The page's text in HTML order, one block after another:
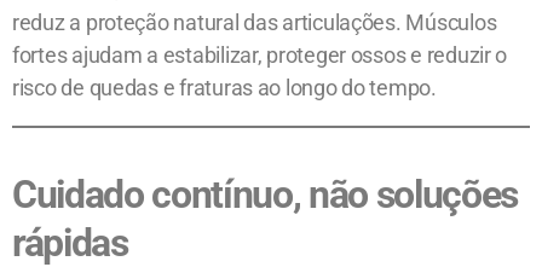
reduz a proteção natural das articulações. Músculos
fortes ajudam a estabilizar, proteger ossos e reduzir o
risco de quedas e fraturas ao longo do tempo.
Cuidado contínuo, não soluções
rápidas